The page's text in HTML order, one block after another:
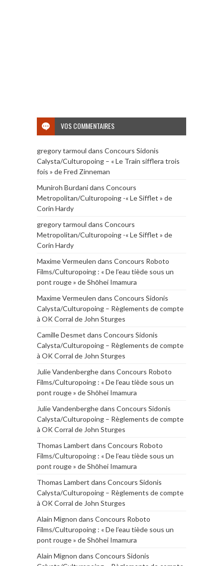
VOS COMMENTAIRES
gregory tarmoul dans Concours Sidonis
Calysta/Culturopoing – « Le Train sifflera trois
fois » de Fred Zinneman
Muniroh Burdanidans Concours
Metropolitan/Culturopoing -« Le Sifflet » de
Corin Hardy
gregory tarmoul dans Concours
Metropolitan/Culturopoing -« Le Sifflet » de
Corin Hardy
Maxime Vermeulen dans Concours Roboto
Films/Culturopoing : « De l’eau tiède sous un
pont rouge » de Shōhei Imamura
Maxime Vermeulen dans Concours Sidonis
Calysta/Culturopoing – Règlements de compte
à OK Corral de John Sturges
Camille Desmet dans Concours Sidonis
Calysta/Culturopoing – Règlements de compte
à OK Corral de John Sturges
Julie Vandenberghedans Concours Roboto
Films/Culturopoing : « De l’eau tiède sous un
pont rouge » de Shōhei Imamura
Julie Vandenberghedans Concours Sidonis
Calysta/Culturopoing – Règlements de compte
à OK Corral de John Sturges
Thomas Lambert dans Concours Roboto
Films/Culturopoing : « De l’eau tiède sous un
pont rouge » de Shōhei Imamura
Thomas Lambert dans Concours Sidonis
Calysta/Culturopoing – Règlements de compte
à OK Corral de John Sturges
Alain Mignon dans Concours Roboto
Films/Culturopoing : « De l’eau tiède sous un
pont rouge » de Shōhei Imamura
Alain Mignon dans Concours Sidonis